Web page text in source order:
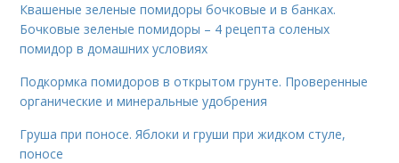
Квашеные зеленые помидоры бочковые и в банках.
Бочковые зеленые помидоры – 4 рецепта соленых
помидор в домашних условиях
Подкормка помидоров в открытом грунте. Проверенные
органические и минеральные удобрения
Груша при поносе. Яблоки и груши при жидком стуле,
поносе